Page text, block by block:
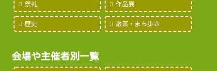
祭礼 作品展
歴史 散策・まち歩き
会場や主催者別一覧